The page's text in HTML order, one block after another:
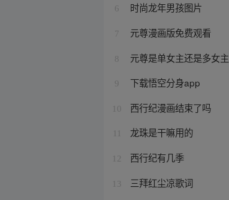
6 时尚龙年男孩图片
7 元尊漫画版免费观看
8 元尊是单女主还是多女主
9 下载悟空分身app
10 西行纪漫画结束了吗
龙珠是干嘛用的
12 西行纪有几季
13 三拜红尘凉歌词